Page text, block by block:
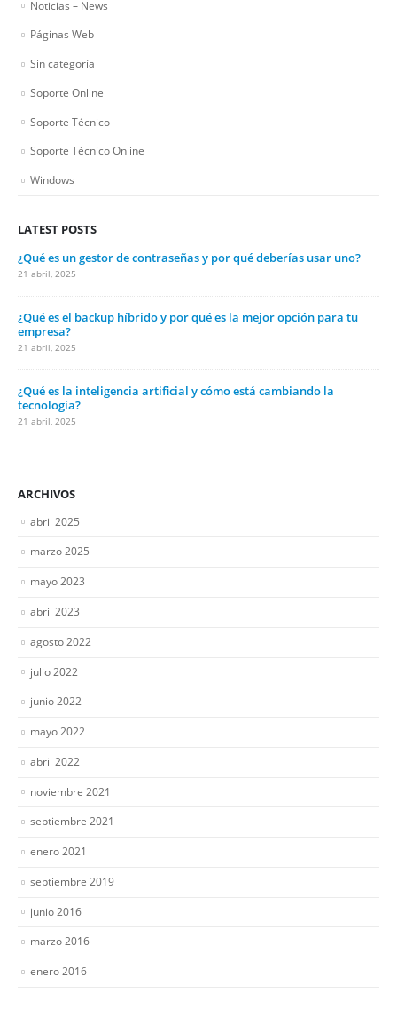
Noticias – News
Páginas Web
Sin categoría
Soporte Online
Soporte Técnico
Soporte Técnico Online
Windows
LATEST POSTS
¿Qué es un gestor de contraseñas y por qué deberías usar uno?
21 abril, 2025
¿Qué es el backup híbrido y por qué es la mejor opción para tu
empresa?
21 abril, 2025
¿Qué es la inteligencia artificial y cómo está cambiando la
tecnología?
21 abril, 2025
ARCHIVOS
abril 2025
marzo 2025
mayo 2023
abril 2023
agosto 2022
julio 2022
junio 2022
mayo 2022
abril 2022
noviembre 2021
septiembre 2021
enero 2021
septiembre 2019
junio 2016
marzo 2016
enero 2016